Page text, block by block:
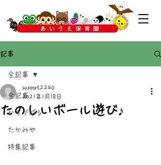
記事
全記事
かすがばる
たかみや
特集記事
全記事
たのしいボール遊び♪
support2240
2021年1月18日